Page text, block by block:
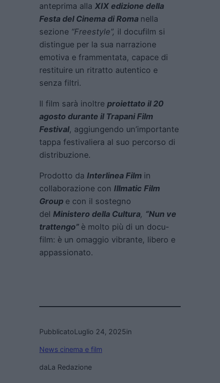
anteprima alla XIX edizione della
Festa del Cinema di Roma nella
sezione “Freestyle”, il docufilm si
distingue per la sua narrazione
emotiva e frammentata, capace di
restituire un ritratto autentico e
senza filtri.
Il film sarà inoltre proiettato il 20
agosto durante il Trapani Film
Festival, aggiungendo un’importante
tappa festivaliera al suo percorso di
distribuzione.
Prodotto da Interlinea Film in
collaborazione con Illmatic Film
Group e con il sostegno
del Ministero della Cultura, “Nun ve
trattengo” è molto più di un docu-
film: è un omaggio vibrante, libero e
appassionato.
PubblicatoLuglio 24, 2025in
News cinema e film
daLa Redazione